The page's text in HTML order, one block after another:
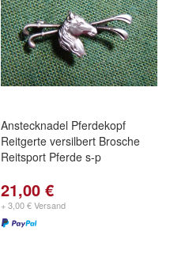
Anstecknadel Pferdekopf
Reitgerte versilbert Brosche
Reitsport Pferde s-p
21,00 €
+ 3,00 € Versand